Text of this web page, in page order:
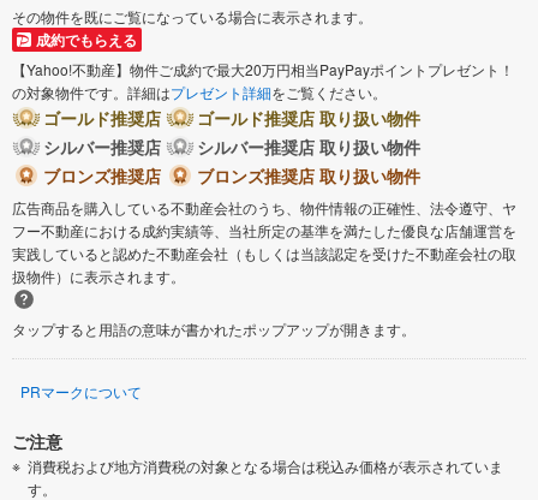
その物件を既にご覧になっている場合に表示されます。
成約でもらえる
【Yahoo!不動産】物件ご成約で最大20万円相当PayPayポイントプレゼント！
の対象物件です。詳細はプレゼント詳細をご覧ください。
ゴールド推奨店
ゴールド推奨店 取り扱い物件
シルバー推奨店
シルバー推奨店 取り扱い物件
ブロンズ推奨店
ブロンズ推奨店 取り扱い物件
広告商品を購入している不動産会社のうち、物件情報の正確性、法令遵守、ヤ
フー不動産における成約実績等、当社所定の基準を満たした優良な店舗運営を
実践していると認めた不動産会社（もしくは当該認定を受けた不動産会社の取
扱物件）に表示されます。
タップすると用語の意味が書かれたポップアップが開きます。
PRマークについて
ご注意
消費税および地方消費税の対象となる場合は税込み価格が表示されていま
す。